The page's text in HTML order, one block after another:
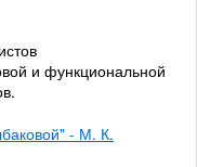
и функциональной
- М. К.